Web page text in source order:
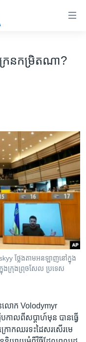
ែន​កម្រិត​ណា?
ថ្លែង​​តាម​អនឡាញ​​នៅ​ក្នុង​
ង​ក្រុង​ព្រុចសែល​ ប្រទេស​
ន​លោក Volodymyr
ាលពី​សប្ដាហ៍​មុន បាន​ធ្វើ​
រោក​ឈរ​ទះ​ដៃ​សរសើរ​មេ